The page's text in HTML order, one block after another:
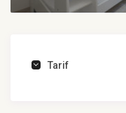
Tarif